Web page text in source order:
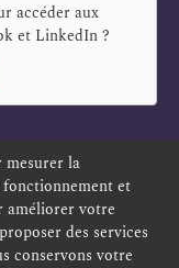
accéder aux
et LinkedIn?
SIGNALEMENT
mesurer la
et
améliorer votre
des services
conservons votre